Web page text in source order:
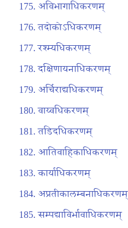
अविभागाधिकरणम्
तदोकोऽधिकरणम्
रश्म्यधिकरणम्
दक्षिणायनाधिकरणम्
अर्चिराद्यधिकरणम्
वाय्वधिकरणम्
तडिदधिकरणम्
आतिवाहिकाधिकरणम्
कार्याधिकरणम्
अप्रतीकालम्बनाधिकरणम्
सम्पद्याविर्भावाधिकरणम्